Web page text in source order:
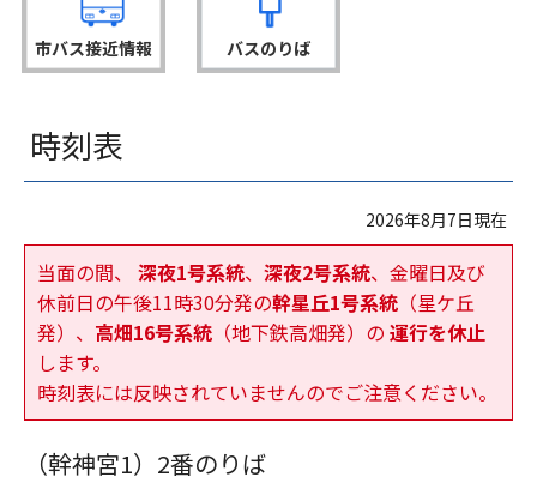
市バス接近情報 バスのりば
時刻表
2026年8月7日現在
当面の間、 深夜1号系統、 深夜2号系統、金曜日及び
休前日の午後11時30分発の幹星丘1号系統 （星ケ丘
発）、 高畑16号系統 （地下鉄高畑発）の 運行を休止
します。
時刻表には反映されていませんのでご注意ください。
（幹神宮1） 2番のりば